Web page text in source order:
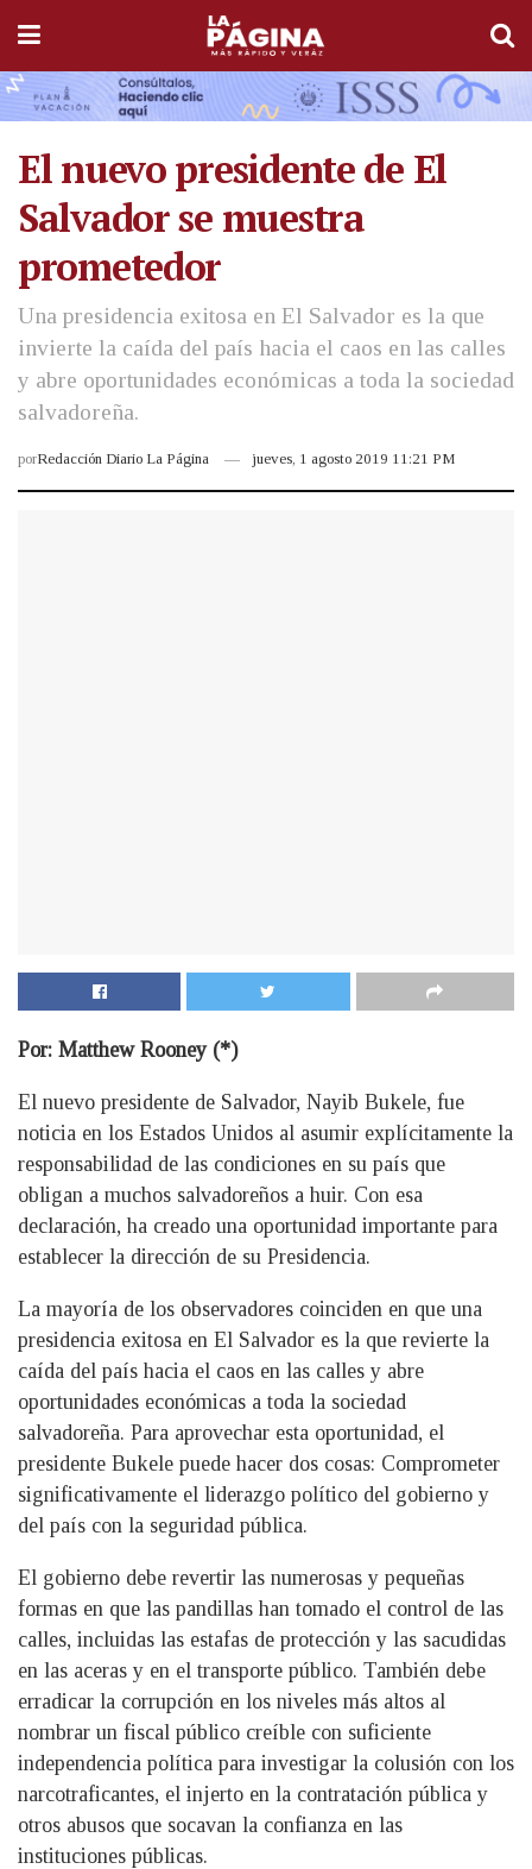
El nuevo presidente de El
Salvador se muestra
prometedor
Una presidencia exitosa en El Salvador es la que
invierte la caída del país hacia el caos en las calles
y abre oportunidades económicas a toda la sociedad
salvadoreña.
porRedacción Diario La Página jueves, 1 agosto 2019 11:21 PM
Por: Matthew Rooney (*)
El nuevo presidente de Salvador, Nayib Bukele, fue
noticia en los Estados Unidos al asumir explícitamente la
responsabilidad de las condiciones en su país que
obligan a muchos salvadoreños a huir. Con esa
declaración, ha creado una oportunidad importante para
establecer la dirección de su Presidencia.
La mayoría de los observadores coinciden en que una
presidencia exitosa en El Salvador es la que revierte la
caída del país hacia el caos en las calles y abre
oportunidades económicas a toda la sociedad
salvadoreña. Para aprovechar esta oportunidad, el
presidente Bukele puede hacer dos cosas: Comprometer
significativamente el liderazgo político del gobierno y
del país con la seguridad pública.
El gobierno debe revertir las numerosas y pequeñas
formas en que las pandillas han tomado el control de las
calles, incluidas las estafas de protección y las sacudidas
en las aceras y en el transporte público. También debe
erradicar la corrupción en los niveles más altos al
nombrar un fiscal público creíble con suficiente
independencia política para investigar la colusión con los
narcotraficantes, el injerto en la contratación pública y
otros abusos que socavan la confianza en las
instituciones públicas.